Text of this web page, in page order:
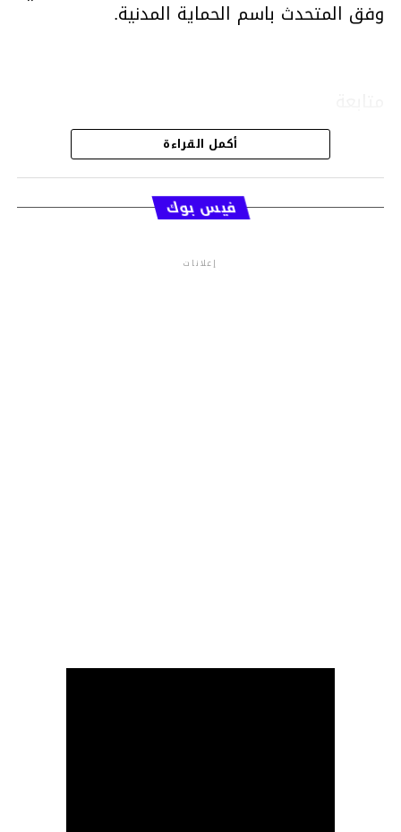
وفق المتحدث باسم الحماية المدنية.
قسم الاخبار
أكمل القراءة
فيس بوك
إعلانات